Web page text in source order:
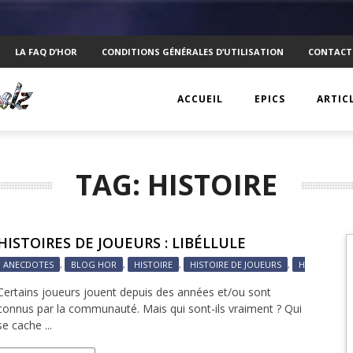
LA FAQ D’HOR CONDITIONS GÉNÉRALES D’UTILISATION CONTACT
ACCUEIL EPICS
EPIC 2 : ABSOLUTE
EPIC 5.1 :
EPIC 5.2 : DRAGONIC
TAG: HISTOIRE
DE JOUEURS : LIBÉLLULE
ANECDOTES , BLOG HOR , HISTOIRE , HISTOIRE DE JOUEURS , HISTOIREHOR
joueurs jouent depuis des années et/ou sont
par la communauté. Mais qui sont-ils vraiment ? Qui
cache ...